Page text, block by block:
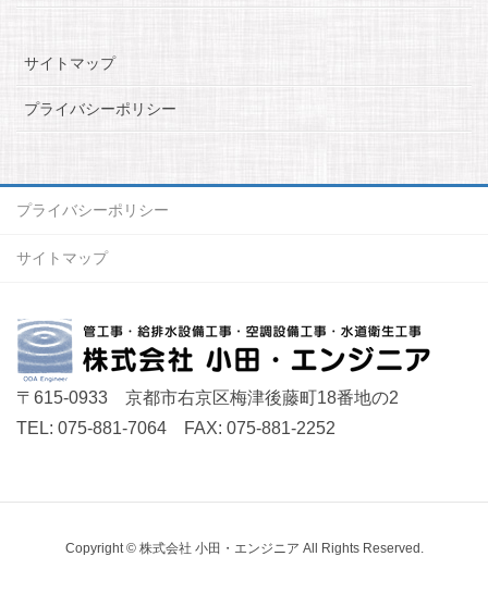
サイトマップ
プライバシーポリシー
プライバシーポリシー
サイトマップ
〒615-0933 京都市右京区梅津後藤町18番地の2
TEL: 075-881-7064 FAX: 075-881-2252
Copyright © 株式会社 小田・エンジニア All Rights Reserved.